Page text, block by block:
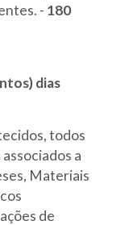
- 180
dias
todos
a
Materiais
de